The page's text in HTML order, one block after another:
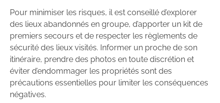
Pour minimiser les risques, il est conseillé d’explorer
des lieux abandonnés en groupe, d’apporter un kit de
premiers secours et de respecter les règlements de
sécurité des lieux visités. Informer un proche de son
itinéraire, prendre des photos en toute discrétion et
éviter d’endommager les propriétés sont des
précautions essentielles pour limiter les conséquences
négatives.